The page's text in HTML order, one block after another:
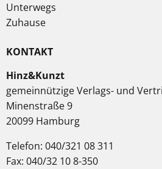
Unterwegs
Zuhause
KONTAKT
Hinz&Kunzt
gemeinnützige Verlags- und
Minenstraße 9
20099 Hamburg
Telefon: 040/321 08 311
Fax: 040/32 10 8-350